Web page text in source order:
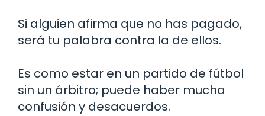
Si alguien afirma que no has pagado,
será tu palabra contra la de ellos.
Es como estar en un partido de fútbol
sin un árbitro; puede haber mucha
confusión y desacuerdos.